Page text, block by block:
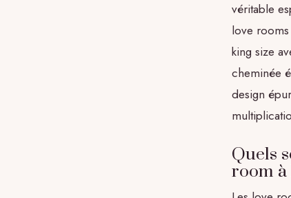
véritable
love
king size
cheminée
design
Quels
room